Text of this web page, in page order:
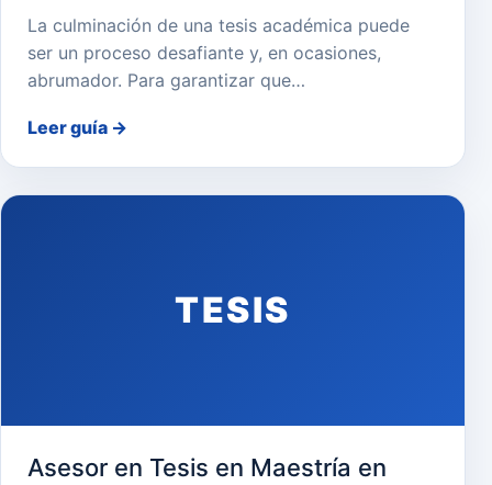
La culminación de una tesis académica puede
ser un proceso desafiante y, en ocasiones,
abrumador. Para garantizar que…
Leer guía →
TESIS
Asesor en Tesis en Maestría en